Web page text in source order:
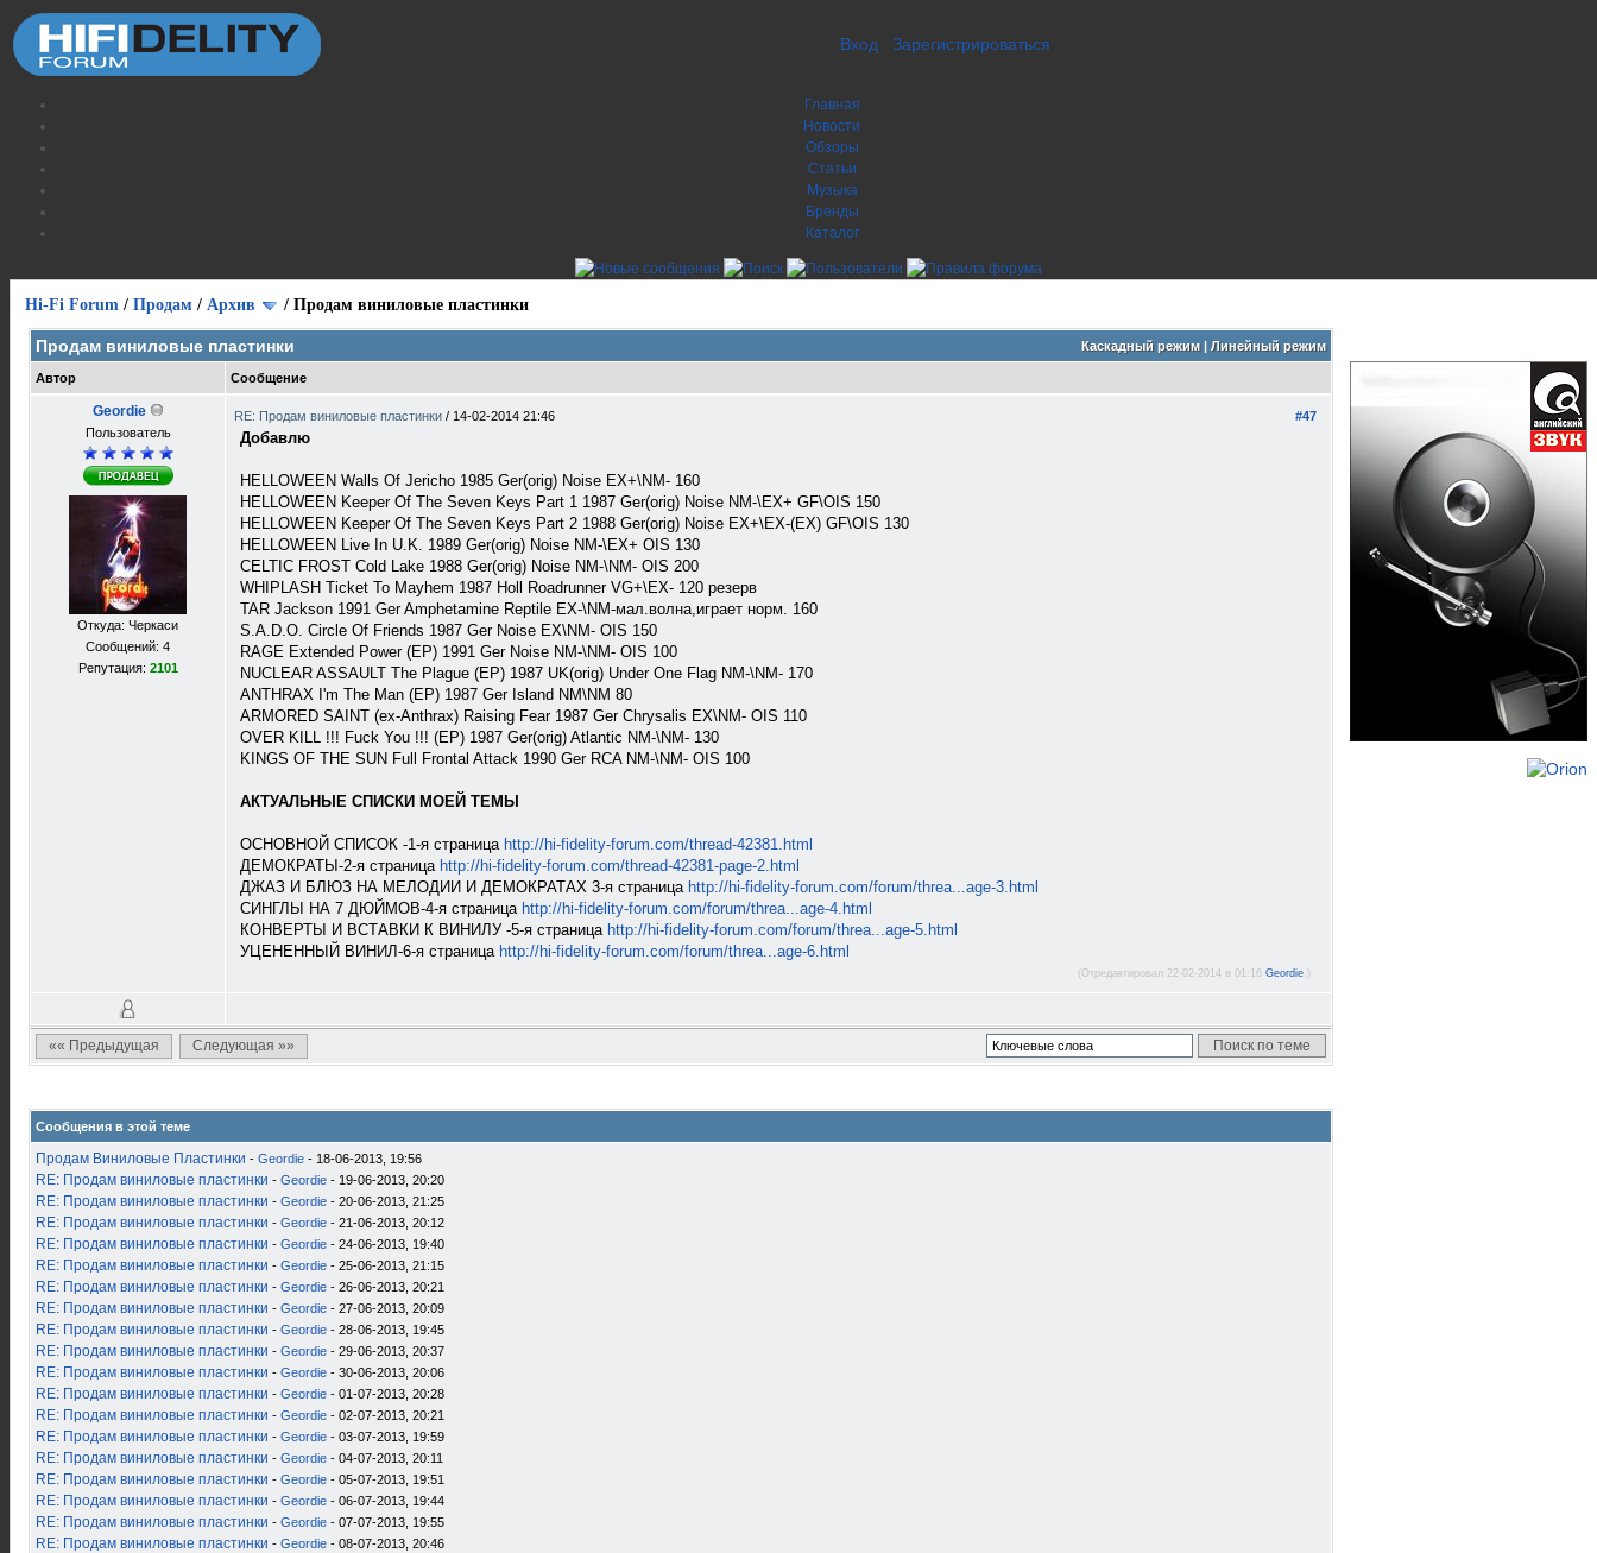
Вход Зарегистрироваться
Главная
Новости
Обзоры
Статьи
Музыка
Бренды
Каталог
Hi-Fi Forum / Продам / Архив / Продам виниловые пластинки
Каскадный режим| Линейный режим
Продам виниловые пластинки
Автор Сообщение
Geordie
Пользователь
Откуда: Черкаси
Сообщений: 4
Репутация: 2101
#47
RE: Продам виниловые пластинки / 14-02-2014 21:46
Добавлю
HELLOWEEN Walls Of Jericho 1985 Ger(orig) Noise EX+\NM- 160
HELLOWEEN Keeper Of The Seven Keys Part 1 1987 Ger(orig) Noise NM-\EX+ GF\OIS 150
HELLOWEEN Keeper Of The Seven Keys Part 2 1988 Ger(orig) Noise EX+\EX-(EX) GF\OIS 130
HELLOWEEN Live In U.K. 1989 Ger(orig) Noise NM-\EX+ OIS 130
CELTIC FROST Cold Lake 1988 Ger(orig) Noise NM-\NM- OIS 200
WHIPLASH Ticket To Mayhem 1987 Holl Roadrunner VG+\EX- 120 резерв
TAR Jackson 1991 Ger Amphetamine Reptile EX-\NM-мал.волна,играет норм. 160
S.A.D.O. Circle Of Friends 1987 Ger Noise EX\NM- OIS 150
RAGE Extended Power (EP) 1991 Ger Noise NM-\NM- OIS 100
NUCLEAR ASSAULT The Plague (EP) 1987 UK(orig) Under One Flag NM-\NM- 170
ANTHRAX I'm The Man (EP) 1987 Ger Island NM\NM 80
ARMORED SAINT (ex-Anthrax) Raising Fear 1987 Ger Chrysalis EX\NM- OIS 110
OVER KILL !!! Fuck You !!! (EP) 1987 Ger(orig) Atlantic NM-\NM- 130
KINGS OF THE SUN Full Frontal Attack 1990 Ger RCA NM-\NM- OIS 100
АКТУАЛЬНЫЕ СПИСКИ МОЕЙ ТЕМЫ
ОСНОВНОЙ СПИСОК -1-я страница http://hi-fidelity-forum.com/thread-42381.html
ДЕМОКРАТЫ-2-я страница http://hi-fidelity-forum.com/thread-42381-page-2.html
ДЖАЗ И БЛЮЗ НА МЕЛОДИИ И ДЕМОКРАТАХ 3-я страница http://hi-fidelity-forum.com/forum/threa...age-3.html
СИНГЛЫ НА 7 ДЮЙМОВ-4-я страница http://hi-fidelity-forum.com/forum/threa...age-4.html
КОНВЕРТЫ И ВСТАВКИ К ВИНИЛУ -5-я страница http://hi-fidelity-forum.com/forum/threa...age-5.html
УЦЕНЕННЫЙ ВИНИЛ-6-я страница http://hi-fidelity-forum.com/forum/threa...age-6.html
(Отредактировал 22-02-2014 в 01:16 Geordie.)
«« Предыдущая Следующая »»
Сообщения в этой теме
Продам Виниловые Пластинки - Geordie - 18-06-2013, 19:56
RE: Продам виниловые пластинки - Geordie - 19-06-2013, 20:20
RE: Продам виниловые пластинки - Geordie - 20-06-2013, 21:25
RE: Продам виниловые пластинки - Geordie - 21-06-2013, 20:12
RE: Продам виниловые пластинки - Geordie - 24-06-2013, 19:40
RE: Продам виниловые пластинки - Geordie - 25-06-2013, 21:15
RE: Продам виниловые пластинки - Geordie - 26-06-2013, 20:21
RE: Продам виниловые пластинки - Geordie - 27-06-2013, 20:09
RE: Продам виниловые пластинки - Geordie - 28-06-2013, 19:45
RE: Продам виниловые пластинки - Geordie - 29-06-2013, 20:37
RE: Продам виниловые пластинки - Geordie - 30-06-2013, 20:06
RE: Продам виниловые пластинки - Geordie - 01-07-2013, 20:28
RE: Продам виниловые пластинки - Geordie - 02-07-2013, 20:21
RE: Продам виниловые пластинки - Geordie - 03-07-2013, 19:59
RE: Продам виниловые пластинки - Geordie - 04-07-2013, 20:11
RE: Продам виниловые пластинки - Geordie - 05-07-2013, 19:51
RE: Продам виниловые пластинки - Geordie - 06-07-2013, 19:44
RE: Продам виниловые пластинки - Geordie - 07-07-2013, 19:55
RE: Продам виниловые пластинки - Geordie - 08-07-2013, 20:46